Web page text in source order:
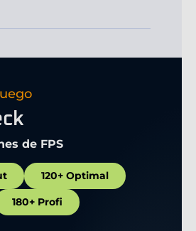
de FPS
120+ Optimal
180+ Profi